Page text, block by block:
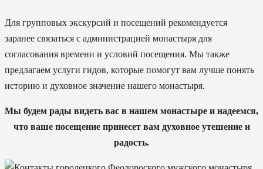
Для групповых экскурсий и посещений рекомендуется
заранее связаться с администрацией монастыря для
согласования времени и условий посещения. Мы также
предлагаем услуги гидов, которые помогут вам лучше понять
историю и духовное значение нашего монастыря.
Мы будем рады видеть вас в нашем монастыре и надеемся,
что ваше посещение принесет вам духовное утешение и
радость.